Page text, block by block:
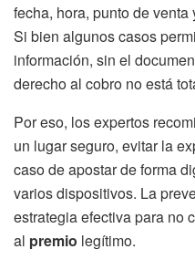
fecha, hora, punto de
Si bien algunos casos
información, sin el
derecho al cobro no está
Por eso, los expertos
un lugar seguro, evitar la
caso de apostar de forma
varios dispositivos. La
estrategia efectiva para no
al premio legítimo.